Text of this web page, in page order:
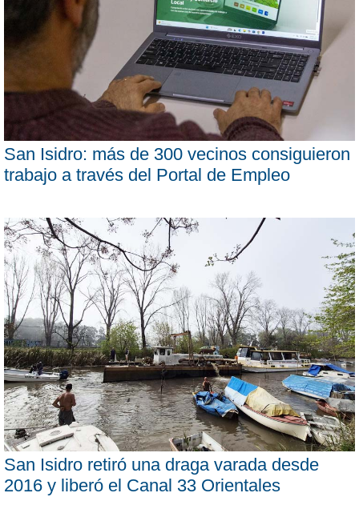
San Isidro: más de 300 vecinos consiguieron
trabajo a través del Portal de Empleo
San Isidro retiró una draga varada desde
2016 y liberó el Canal 33 Orientales